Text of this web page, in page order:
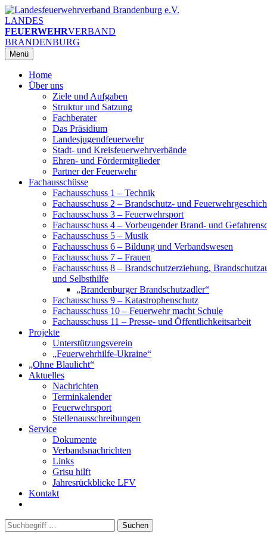
Zum
Inhalt
springen
LANDES
FEUERWEHRVERBAND
BRANDENBURG
Menü
Home
Über uns
Ziele und Aufgaben
Struktur und Satzung
Fachberater
Das Präsidium
Landesjugendfeuerwehr
Stadt- und Kreisfeuerwehrverbände
Ehren- und Fördermitglieder
Partner der Feuerwehr
Fachausschüsse
Fachausschuss 1 – Technik
Fachausschuss 2 – Brandschutz- und
Fachausschuss 3 – Feuerwehrsport
Fachausschuss 4 – Vorbeugender Brand- und
Fachausschuss 5 – Musik
Fachausschuss 6 – Bildung und Verbandswesen
Fachausschuss 7 – Frauen
Fachausschuss 8 – Brandschutzerziehung,
und Selbsthilfe
„Brandenburger Brandschutzadler“
Fachausschuss 9 – Katastrophenschutz
Fachausschuss 10 – Feuerwehr macht Schule
Fachausschuss 11 – Presse- und Öffentlichkeitsarbeit
Projekte
Unterstützungsverein
„Feuerwehrhilfe-Ukraine“
„Ohne Blaulicht“
Aktuelles
Nachrichten
Terminkalender
Feuerwehrsport
Stellenausschreibungen
Service
Dokumente
Verbandsnachrichten
Links
Grisu hilft
Jahresrückblicke LFV
Kontakt
Suchen